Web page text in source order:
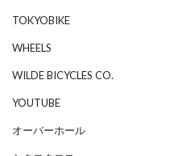
TOKYOBIKE
WHEELS
WILDE BICYCLES CO.
YOUTUBE
オーバーホール